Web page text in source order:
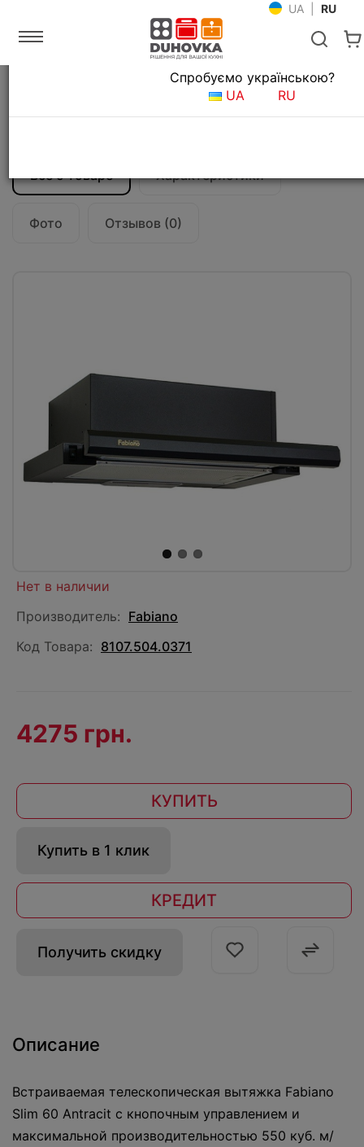
UA RU
Кухонные вытяжки
Вытяжка кухонная Fabiano Slim 60
Все о товаре Характеристики
Фото Отзывов (0)
Язык магазина
Спробуємо українською?
UA
RU
Нет в наличии
Производитель: Fabiano
Код Товара: 8107.504.0371
4275 грн.
КУПИТЬ
Купить в 1 клик
КРЕДИТ
Получить скидку
Описание
Встраиваемая телескопическая вытяжка Fabiano
Slim 60 Antracit с кнопочным управлением и
максимальной производительностью 550 куб. м/